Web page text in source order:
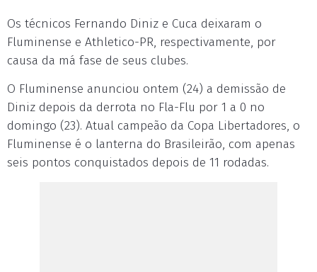
Os técnicos Fernando Diniz e Cuca deixaram o
Fluminense e Athletico-PR, respectivamente, por
causa da má fase de seus clubes.
O Fluminense anunciou ontem (24) a demissão de
Diniz depois da derrota no Fla-Flu por 1 a 0 no
domingo (23). Atual campeão da Copa Libertadores, o
Fluminense é o lanterna do Brasileirão, com apenas
seis pontos conquistados depois de 11 rodadas.